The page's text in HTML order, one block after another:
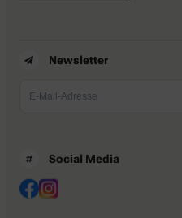
Newsletter
Social Media